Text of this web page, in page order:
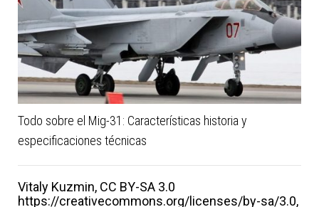
Todo sobre el Mig-31: Características historia y
especificaciones técnicas
Vitaly Kuzmin, CC BY-SA 3.0
https://creativecommons.org/licenses/by-sa/3.0,